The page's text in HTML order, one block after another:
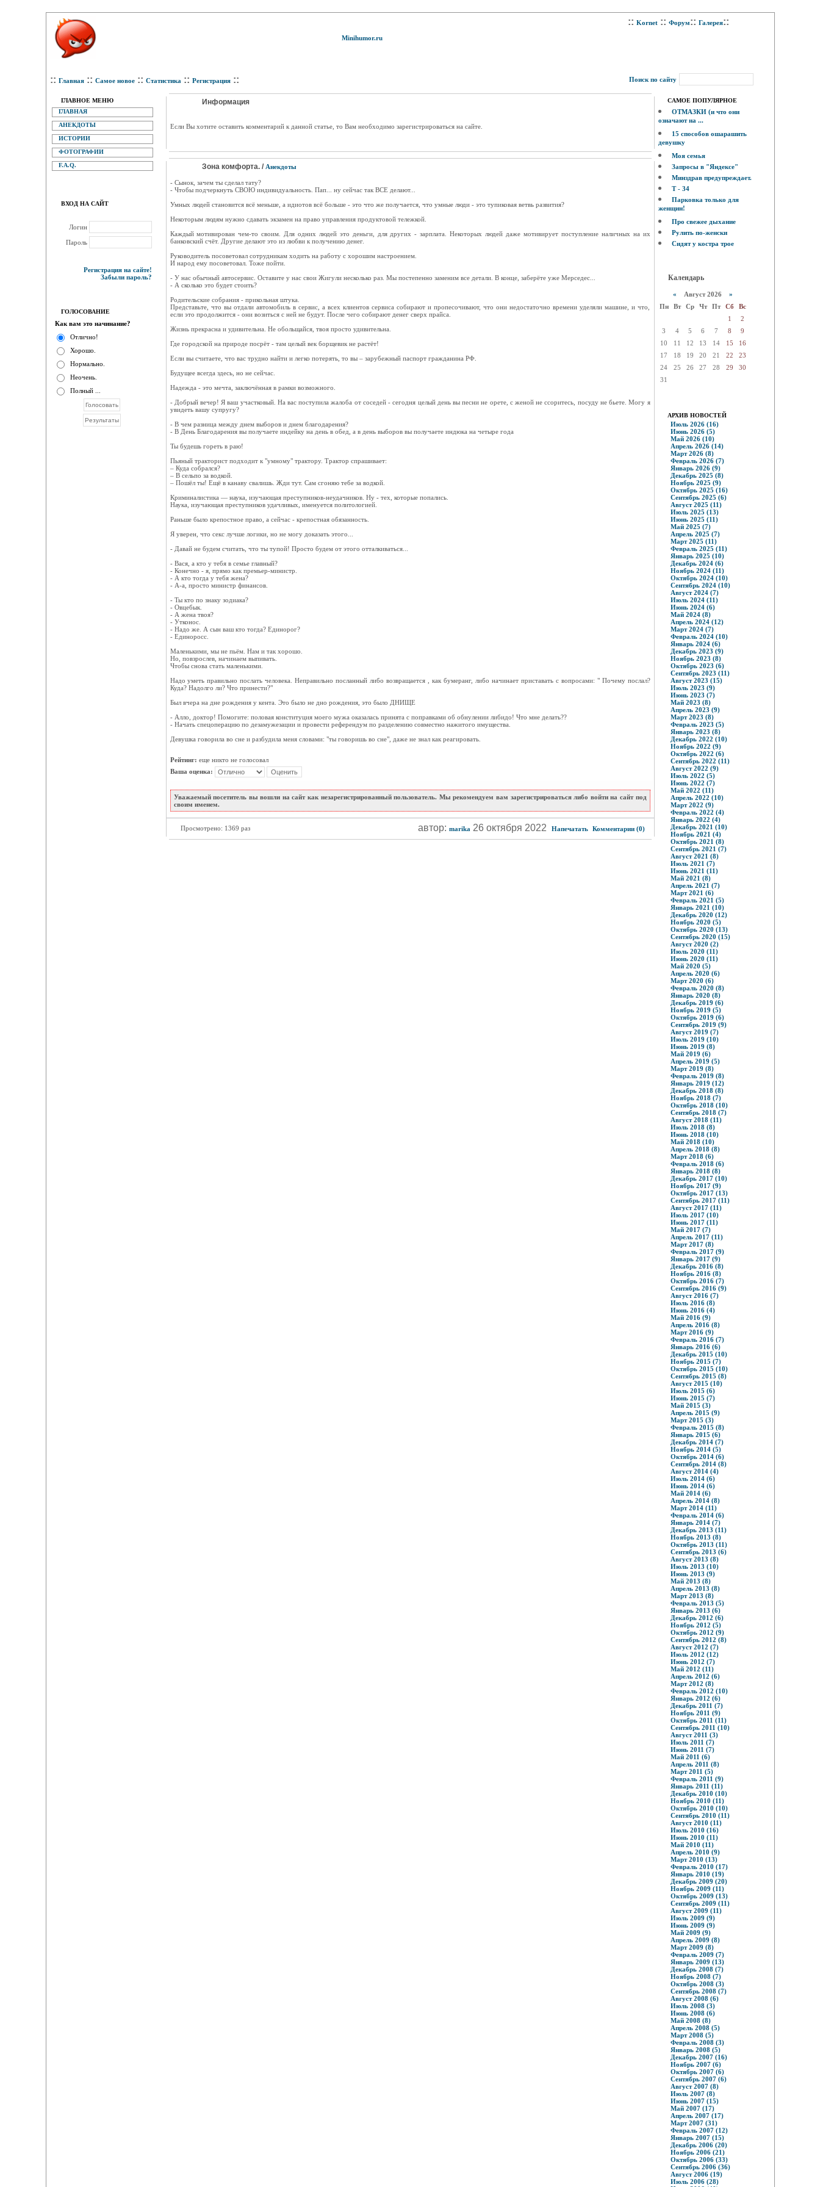
Minihumor.ru
:: Kornet :: Форум:: Галерея::
:: Главная :: Самое новое :: Статистика :: Регистрация :: Поиск по сайту
ГЛАВНОЕ МЕНЮ
ГЛАВНАЯ
АНЕКДОТЫ
ИСТОРИИ
ФОТОГРАФИИ
F.A.Q.
ВХОД НА САЙТ
Логин
Пароль
Регистрация на сайте!
Забыли пароль?
ГОЛОСОВАНИЕ
Как вам это начинание?
Отлично!
Хорошо.
Нормально.
Неочень.
Полный ...
Информация
Eсли Вы хотите оставить комментарий к данной статье, то Вам необходимо зарегистрироваться на сайте.
Зона комфорта. / Анекдоты
- Сынок, зачем ты сделал тату?
- Чтобы подчеркнуть СВОЮ индивидуальность. Пап... ну сейчас так ВСЕ делают...
Умных людей становится всё меньше, а идиотов всё больше - это что же получается, что умные люди - это тупиковая ветвь развития?
Некоторым людям нужно сдавать экзамен на право управления продуктовой тележкой.
Каждый мотивирован чем-то своим. Для одних людей это деньги, для других - зарплата. Некоторых людей даже мотивирует поступление наличных на их
банковский счёт. Другие делают это из любви к получению денег.
Руководитель посоветовал сотрудникам ходить на работу с хорошим настроением.
И народ ему посоветовал. Тоже пойти.
- У нас обычный автосервис. Оставите у нас свои Жигули несколько раз. Мы постепенно заменим все детали. В конце, заберёте уже Мерседес...
- А сколько это будет стоить?
Родительские собрания - прикольная штука.
Представьте, что вы отдали автомобиль в сервис, а всех клиентов сервиса собирают и пропесочивают, что они недостаточно времени уделяли машине, и что,
если это продолжится - они возиться с ней не будут. После чего собирают денег сверх прайса.
Жизнь прекрасна и удивительна. Не обольщайся, твоя просто удивительна.
Где городской на природе посрёт - там целый век борщевик не растёт!
Если вы считаете, что вас трудно найти и легко потерять, то вы – зарубежный паспорт гражданина РФ.
Будущее всегда здесь, но не сейчас.
Надежда - это мечта, заключённая в рамки возможного.
- Добрый вечер! Я ваш участковый. На вас поступила жалоба от соседей - сегодня целый день вы песни не орете, с женой не ссоритесь, посуду не бьете. Могу я
увидеть вашу супругу?
- В чем разница между днем выборов и днем благодарения?
- В День Благодарения вы получаете индейку на день в обед, а в день выборов вы получаете индюка на четыре года
Ты будешь гореть в раю!
Пьяный тракторист подходит к "умному" трактору. Трактор спрашивает:
– Куда собрался?
– В сельпо за водкой.
– Пошёл ты! Ещё в канаву свалишь. Жди тут. Сам сгоняю тебе за водкой.
Криминалистика — наука, изучающая преступников-неудачников. Ну - тех, которые попались.
Наука, изучающая преступников удачливых, именуется политологией.
Раньше было крепостное право, а сейчас - крепостная обязанность.
Я уверен, что секс лучше логики, но не могу доказать этого...
- Давай не будем считать, что ты тупой! Просто будем от этого отталкиваться...
- Вася, а кто у тебя в семье главный?
- Конечно - я, прямо как премьер-министр.
- А кто тогда у тебя жена?
- А-а, просто министр финансов.
- Ты кто по знаку зодиака?
- Овцебык.
- А жена твоя?
- Утконос.
- Надо же. А сын ваш кто тогда? Единорог?
- Единоросс.
Маленькими, мы не пьём. Нам и так хорошо.
Но, повзрослев, начинаем выпивать.
Чтобы снова стать маленькими.
Надо уметь правильно послать человека. Неправильно посланный либо возвращается , как бумеранг, либо начинает приставать с вопросами: " Почему послал?
Куда? Надолго ли? Что принести?"
Был вчера на дне рождения у кента. Это было не дно рождения, это было ДНИЩЕ
- Алло, доктор! Помогите: половая конституция моего мужа оказалась принята с поправками об обнулении либидо! Что мне делать??
- Начать спецоперацию по дезамужезации и провести референдум по разделению совместно нажитого имущества.
Девушка говорила во сне и разбудила меня словами: "ты говоришь во сне", даже не знал как реагировать.
Рейтинг: еще никто не голосовал
Ваша оценка:
Уважаемый посетитель вы вошли на сайт как незарегистрированный пользователь. Мы рекомендуем вам зарегистрироваться либо войти на сайт под
своим именем.
Просмотрено: 1369 раз автор: marika 26 октября 2022 Напечатать Комментарии (0)
САМОЕ ПОПУЛЯРНОЕ
ОТМАЗКИ (и что они
означают на ...
15 способов ошарашить
девушку
Моя семья
Запросы в "Яндексе"
Минздрав предупреждает.
Т - 34
Парковка только для
женщин!
Про свежее дыхание
Рулить по-женски
Сидят у костра трое
Календарь
« Август 2026 »
Пн
Вт Ср Чт Пт Сб
Вс
1
2
3
4 5 6 7 8
9
10
11 12 13 14 15
16
17
18 19 20 21 22
23
24
25 26 27 28 29
30
31
АРХИВ НОВОСТЕЙ
Июль 2026 (16)
Июнь 2026 (5)
Май 2026 (10)
Апрель 2026 (14)
Март 2026 (8)
Февраль 2026 (7)
Январь 2026 (9)
Декабрь 2025 (8)
Ноябрь 2025 (9)
Октябрь 2025 (16)
Сентябрь 2025 (6)
Август 2025 (11)
Июль 2025 (13)
Июнь 2025 (11)
Май 2025 (7)
Апрель 2025 (7)
Март 2025 (11)
Февраль 2025 (11)
Январь 2025 (10)
Декабрь 2024 (6)
Ноябрь 2024 (11)
Октябрь 2024 (10)
Сентябрь 2024 (10)
Август 2024 (7)
Июль 2024 (11)
Июнь 2024 (6)
Май 2024 (8)
Апрель 2024 (12)
Март 2024 (7)
Февраль 2024 (10)
Январь 2024 (6)
Декабрь 2023 (9)
Ноябрь 2023 (8)
Октябрь 2023 (6)
Сентябрь 2023 (11)
Август 2023 (15)
Июль 2023 (9)
Июнь 2023 (7)
Май 2023 (8)
Апрель 2023 (9)
Март 2023 (8)
Февраль 2023 (5)
Январь 2023 (8)
Декабрь 2022 (10)
Ноябрь 2022 (9)
Октябрь 2022 (6)
Сентябрь 2022 (11)
Август 2022 (9)
Июль 2022 (5)
Июнь 2022 (7)
Май 2022 (11)
Апрель 2022 (10)
Март 2022 (9)
Февраль 2022 (4)
Январь 2022 (4)
Декабрь 2021 (10)
Ноябрь 2021 (4)
Октябрь 2021 (8)
Сентябрь 2021 (7)
Август 2021 (8)
Июль 2021 (7)
Июнь 2021 (11)
Май 2021 (8)
Апрель 2021 (7)
Март 2021 (6)
Февраль 2021 (5)
Январь 2021 (10)
Декабрь 2020 (12)
Ноябрь 2020 (5)
Октябрь 2020 (13)
Сентябрь 2020 (15)
Август 2020 (2)
Июль 2020 (11)
Июнь 2020 (11)
Май 2020 (5)
Апрель 2020 (6)
Март 2020 (6)
Февраль 2020 (8)
Январь 2020 (8)
Декабрь 2019 (6)
Ноябрь 2019 (5)
Октябрь 2019 (6)
Сентябрь 2019 (9)
Август 2019 (7)
Июль 2019 (10)
Июнь 2019 (8)
Май 2019 (6)
Апрель 2019 (5)
Март 2019 (8)
Февраль 2019 (8)
Январь 2019 (12)
Декабрь 2018 (8)
Ноябрь 2018 (7)
Октябрь 2018 (10)
Сентябрь 2018 (7)
Август 2018 (11)
Июль 2018 (8)
Июнь 2018 (10)
Май 2018 (10)
Апрель 2018 (8)
Март 2018 (6)
Февраль 2018 (6)
Январь 2018 (8)
Декабрь 2017 (10)
Ноябрь 2017 (9)
Октябрь 2017 (13)
Сентябрь 2017 (11)
Август 2017 (11)
Июль 2017 (10)
Июнь 2017 (11)
Май 2017 (7)
Апрель 2017 (11)
Март 2017 (8)
Февраль 2017 (9)
Январь 2017 (9)
Декабрь 2016 (8)
Ноябрь 2016 (8)
Октябрь 2016 (7)
Сентябрь 2016 (9)
Август 2016 (7)
Июль 2016 (8)
Июнь 2016 (4)
Май 2016 (9)
Апрель 2016 (8)
Март 2016 (9)
Февраль 2016 (7)
Январь 2016 (6)
Декабрь 2015 (10)
Ноябрь 2015 (7)
Октябрь 2015 (10)
Сентябрь 2015 (8)
Август 2015 (10)
Июль 2015 (6)
Июнь 2015 (7)
Май 2015 (3)
Апрель 2015 (9)
Март 2015 (3)
Февраль 2015 (8)
Январь 2015 (6)
Декабрь 2014 (7)
Ноябрь 2014 (5)
Октябрь 2014 (6)
Сентябрь 2014 (8)
Август 2014 (4)
Июль 2014 (6)
Июнь 2014 (6)
Май 2014 (6)
Апрель 2014 (8)
Март 2014 (11)
Февраль 2014 (6)
Январь 2014 (7)
Декабрь 2013 (11)
Ноябрь 2013 (8)
Октябрь 2013 (11)
Сентябрь 2013 (6)
Август 2013 (8)
Июль 2013 (10)
Июнь 2013 (9)
Май 2013 (8)
Апрель 2013 (8)
Март 2013 (8)
Февраль 2013 (5)
Январь 2013 (6)
Декабрь 2012 (6)
Ноябрь 2012 (5)
Октябрь 2012 (9)
Сентябрь 2012 (8)
Август 2012 (7)
Июль 2012 (12)
Июнь 2012 (7)
Май 2012 (11)
Апрель 2012 (6)
Март 2012 (8)
Февраль 2012 (10)
Январь 2012 (6)
Декабрь 2011 (7)
Ноябрь 2011 (9)
Октябрь 2011 (11)
Сентябрь 2011 (10)
Август 2011 (3)
Июль 2011 (7)
Июнь 2011 (7)
Май 2011 (6)
Апрель 2011 (8)
Март 2011 (5)
Февраль 2011 (9)
Январь 2011 (11)
Декабрь 2010 (10)
Ноябрь 2010 (11)
Октябрь 2010 (10)
Сентябрь 2010 (11)
Август 2010 (11)
Июль 2010 (16)
Июнь 2010 (11)
Май 2010 (11)
Апрель 2010 (9)
Март 2010 (13)
Февраль 2010 (17)
Январь 2010 (19)
Декабрь 2009 (20)
Ноябрь 2009 (11)
Октябрь 2009 (13)
Сентябрь 2009 (11)
Август 2009 (11)
Июль 2009 (9)
Июнь 2009 (9)
Май 2009 (9)
Апрель 2009 (8)
Март 2009 (8)
Февраль 2009 (7)
Январь 2009 (13)
Декабрь 2008 (7)
Ноябрь 2008 (7)
Октябрь 2008 (3)
Сентябрь 2008 (7)
Август 2008 (6)
Июль 2008 (3)
Июнь 2008 (6)
Май 2008 (8)
Апрель 2008 (5)
Март 2008 (5)
Февраль 2008 (3)
Январь 2008 (5)
Декабрь 2007 (16)
Ноябрь 2007 (6)
Октябрь 2007 (6)
Сентябрь 2007 (6)
Август 2007 (8)
Июль 2007 (8)
Июнь 2007 (15)
Май 2007 (17)
Апрель 2007 (17)
Март 2007 (31)
Февраль 2007 (12)
Январь 2007 (15)
Декабрь 2006 (20)
Ноябрь 2006 (21)
Октябрь 2006 (33)
Сентябрь 2006 (36)
Август 2006 (19)
Июль 2006 (28)